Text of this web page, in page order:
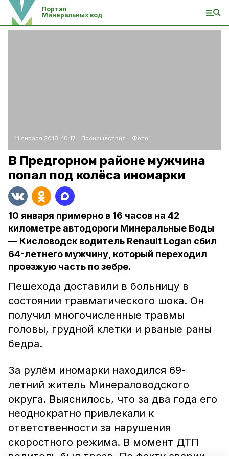
Портал
Минеральных вод
11 января 2018, 10:17 Происшествия Фото:
В Предгорном районе мужчина
попал под колёса иномарки
10 января примерно в 16 часов на 42
километре автодороги Минеральные Воды
— Кисловодск водитель Renault Logan сбил
64-летнего мужчину, который переходил
проезжую часть по зебре.
Пешехода доставили в больницу в
состоянии травматического шока. Он
получил многочисленные травмы
головы, грудной клетки и рваные раны
бедра.
За рулём иномарки находился 69-
летний житель Минераловодского
округа. Выяснилось, что за два года его
неоднократно привлекали к
ответственности за нарушения
скоростного режима. В момент ДТП
водитель был трезв. По факту аварии